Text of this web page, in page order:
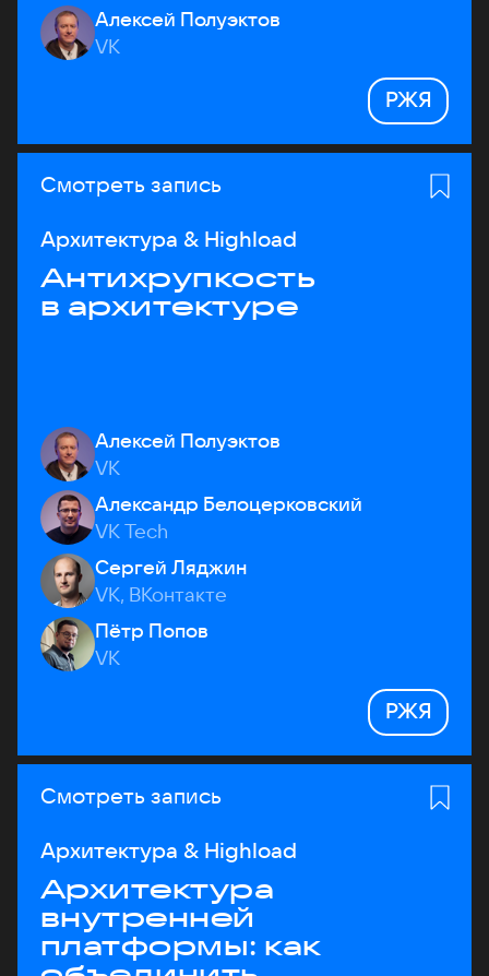
Алексей Полуэктов
VK
РЖЯ
Смотреть запись
Архитектура & Highload
Антихрупкость
в архитектуре
Алексей Полуэктов
VK
Александр Белоцерковский
VK Tech
Сергей Ляджин
VK, ВКонтакте
Пётр Попов
VK
РЖЯ
Смотреть запись
Архитектура & Highload
Архитектура
внутренней
платформы: как